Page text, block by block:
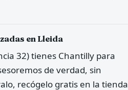
en Lleida
32) tienes Chantilly para
de verdad, sin
recógelo gratis en la tienda